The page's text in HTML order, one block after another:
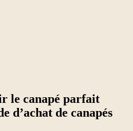
le canapé parfait
d’achat de canapés